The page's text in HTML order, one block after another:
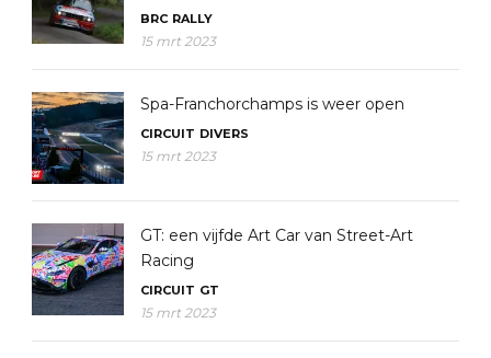
BRC RALLY
15 mrt 2023
Spa-Franchorchamps is weer open
CIRCUIT DIVERS
15 mrt 2023
GT: een vijfde Art Car van Street-Art
Racing
CIRCUIT GT
15 mrt 2023